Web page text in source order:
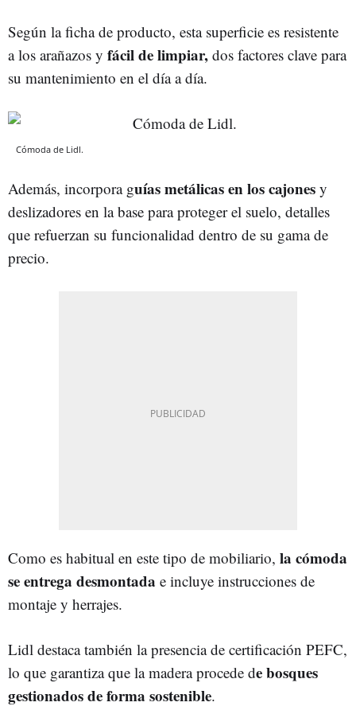
Según la ficha de producto, esta superficie es resistente
a los arañazos y fácil de limpiar, dos factores clave para
su mantenimiento en el día a día.
Cómoda de Lidl.
Además, incorpora guías metálicas en los cajones y
deslizadores en la base para proteger el suelo, detalles
que refuerzan su funcionalidad dentro de su gama de
precio.
Como es habitual en este tipo de mobiliario, la cómoda
se entrega desmontada e incluye instrucciones de
montaje y herrajes.
Lidl destaca también la presencia de certificación PEFC,
lo que garantiza que la madera procede de bosques
gestionados de forma sostenible.